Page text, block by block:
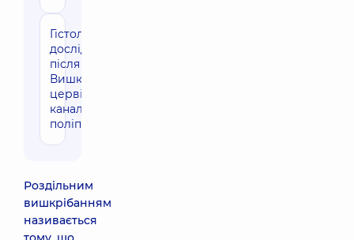
Гістологічне
дослідження
після
Вишкрібання
цервікального
каналу,
поліпектомія
Роздільним
вишкрібанням
називається